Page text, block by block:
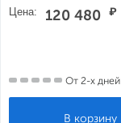
Цена: 120 480 ₽
От 2-х дней